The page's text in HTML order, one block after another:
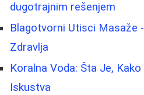
dugotrajnim rešenjem
Blagotvorni Utisci Masaže
Zdravlja
Koralna Voda: Šta Je,
Iskustva